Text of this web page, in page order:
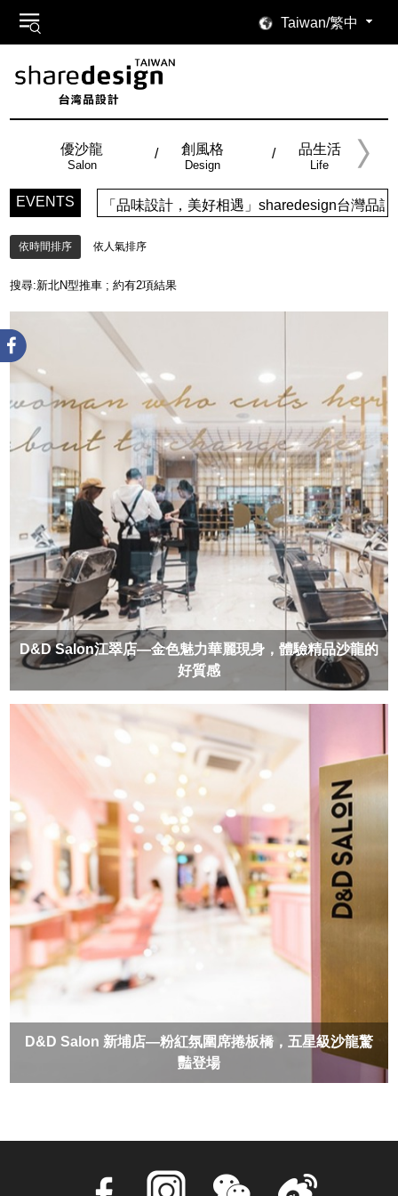
Taiwan/繁中
優沙龍
Salon
創風格
Design
品生活
Life
EVENTS 「品味設計，美好相遇」sharedesign台灣品
依時間排序 依人氣排序
搜尋:新北N型推車 ; 約有2項結果
D&D Salon江翠店—金色魅力華麗現身，體驗精品沙龍的
好質感
D&D Salon 新埔店—粉紅氛圍席捲板橋，五星級沙龍驚
豔登場